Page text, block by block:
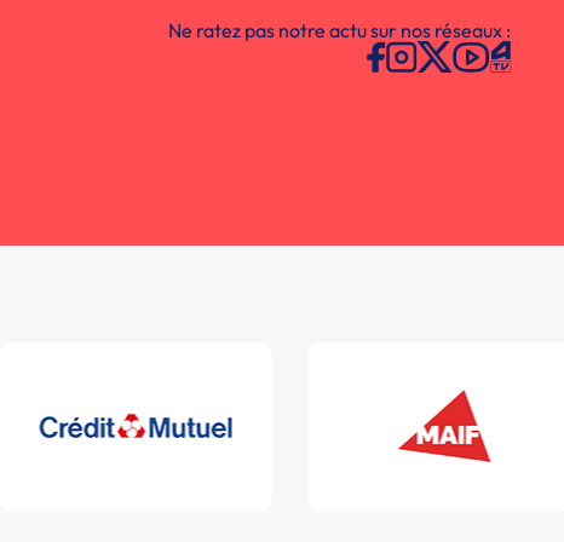
Ne ratez pas notre actu sur nos réseaux :